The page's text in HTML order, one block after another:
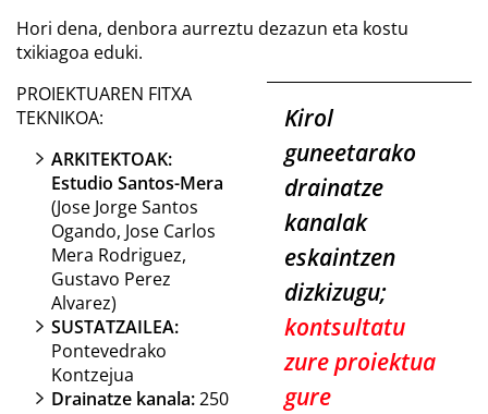
Hori dena, denbora aurreztu dezazun eta kostu
txikiagoa eduki.
Kirol
guneetarako
drainatze
kanalak
eskaintzen
dizkizugu;
kontsultatu
zure proiektua
gure
PROIEKTUAREN FITXA
TEKNIKOA:
ARKITEKTOAK:
Estudio Santos-Mera
(Jose Jorge Santos
Ogando, Jose Carlos
Mera Rodriguez,
Gustavo Perez
Alvarez)
SUSTATZAILEA:
Pontevedrako
Kontzejua
Drainatze kanala:250